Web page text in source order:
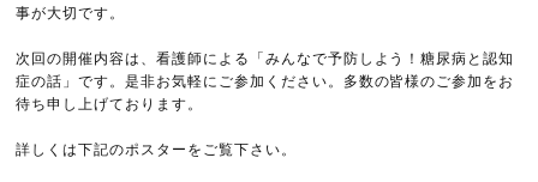
事が大切です。
次回の開催内容は、看護師による「みんなで予防しよう！糖尿病と認知
症の話」です。是非お気軽にご参加ください。多数の皆様のご参加をお
待ち申し上げております。
詳しくは下記のポスターをご覧下さい。